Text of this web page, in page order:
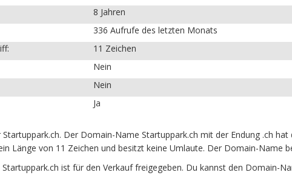
8 Jahren
336 Aufrufe des letzten Monats
11 Zeichen
Nein
Nein
Ja
Der Domain-Name Startuppark.ch mit der Endung .ch
Länge von 11 Zeichen und besitzt keine Umlaute. Der Domain-Name
ist für den Verkauf freigegeben. Du kannst den Domain-